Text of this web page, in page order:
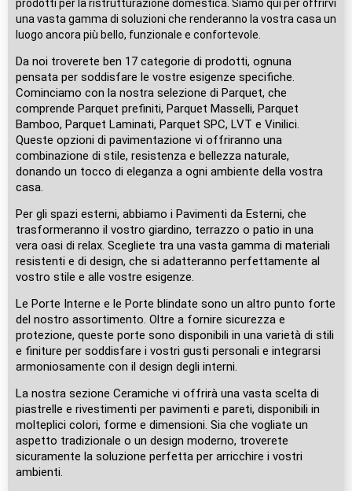
prodotti per la ristrutturazione domestica. Siamo qui per offrirvi
una vasta gamma di soluzioni che renderanno la vostra casa un
luogo ancora più bello, funzionale e confortevole.
Da noi troverete ben 17 categorie di prodotti, ognuna
pensata per soddisfare le vostre esigenze specifiche.
Cominciamo con la nostra selezione di Parquet, che
comprende Parquet prefiniti, Parquet Masselli, Parquet
Bamboo, Parquet Laminati, Parquet SPC, LVT e Vinilici.
Queste opzioni di pavimentazione vi offriranno una
combinazione di stile, resistenza e bellezza naturale,
donando un tocco di eleganza a ogni ambiente della vostra
casa.
Per gli spazi esterni, abbiamo i Pavimenti da Esterni, che
trasformeranno il vostro giardino, terrazzo o patio in una
vera oasi di relax. Scegliete tra una vasta gamma di materiali
resistenti e di design, che si adatteranno perfettamente al
vostro stile e alle vostre esigenze.
Le Porte Interne e le Porte blindate sono un altro punto forte
del nostro assortimento. Oltre a fornire sicurezza e
protezione, queste porte sono disponibili in una varietà di stili
e finiture per soddisfare i vostri gusti personali e integrarsi
armoniosamente con il design degli interni.
La nostra sezione Ceramiche vi offrirà una vasta scelta di
piastrelle e rivestimenti per pavimenti e pareti, disponibili in
molteplici colori, forme e dimensioni. Sia che vogliate un
aspetto tradizionale o un design moderno, troverete
sicuramente la soluzione perfetta per arricchire i vostri
ambienti.